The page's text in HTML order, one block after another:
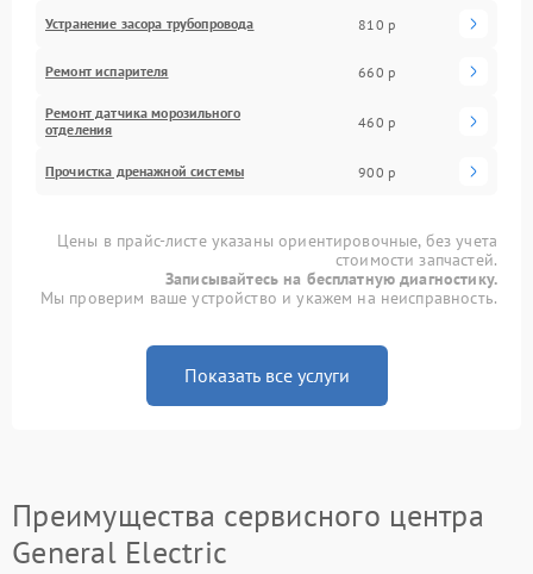
Устранение засора трубопровода 810 р
Ремонт испарителя 660 р
Ремонт датчика морозильного
отделения
460 р
Прочистка дренажной системы 900 р
Цены в прайс-листе указаны ориентировочные, без учета
стоимости запчастей.
Записывайтесь на бесплатную диагностику.
Мы проверим ваше устройство и укажем на неисправность.
Показать все услуги
Преимущества сервисного центра
General Electric